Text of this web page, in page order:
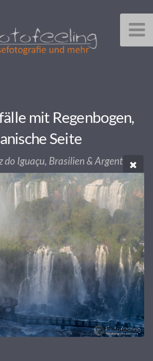
mit Regenbogen,
Seite
Iguaçu, Brasilien & Argentinien